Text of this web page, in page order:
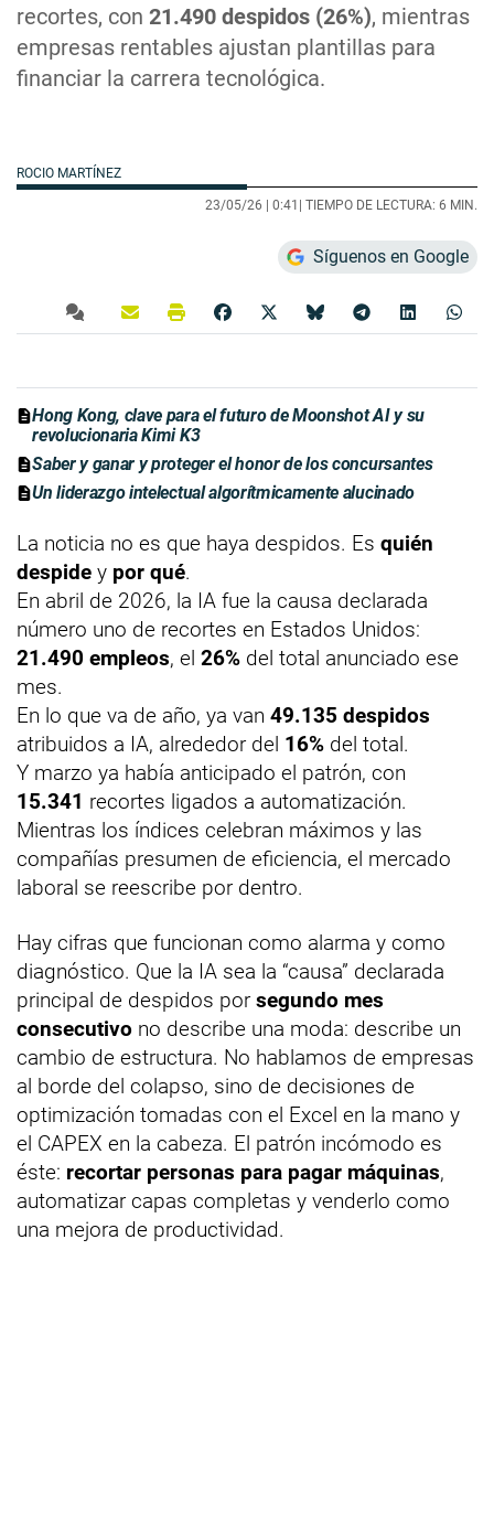
recortes, con 21.490 despidos (26%), mientras
empresas rentables ajustan plantillas para
financiar la carrera tecnológica.
ROCIO MARTÍNEZ
23/05/26 | 0:41 | TIEMPO DE LECTURA: 6 MIN.
Síguenos en Google
Hong Kong, clave para el futuro de Moonshot AI y su
revolucionaria Kimi K3
Saber y ganar y proteger el honor de los concursantes
Un liderazgo intelectual algorítmicamente alucinado
La noticia no es que haya despidos. Es quién
despide y por qué.
En abril de 2026, la IA fue la causa declarada
número uno de recortes en Estados Unidos:
21.490 empleos, el 26% del total anunciado ese
mes.
En lo que va de año, ya van 49.135 despidos
atribuidos a IA, alrededor del 16% del total.
Y marzo ya había anticipado el patrón, con
15.341 recortes ligados a automatización.
Mientras los índices celebran máximos y las
compañías presumen de eficiencia, el mercado
laboral se reescribe por dentro.
Hay cifras que funcionan como alarma y como
diagnóstico. Que la IA sea la “causa” declarada
principal de despidos por segundo mes
consecutivo no describe una moda: describe un
cambio de estructura. No hablamos de empresas
al borde del colapso, sino de decisiones de
optimización tomadas con el Excel en la mano y
el CAPEX en la cabeza. El patrón incómodo es
éste: recortar personas para pagar máquinas,
automatizar capas completas y venderlo como
una mejora de productividad.